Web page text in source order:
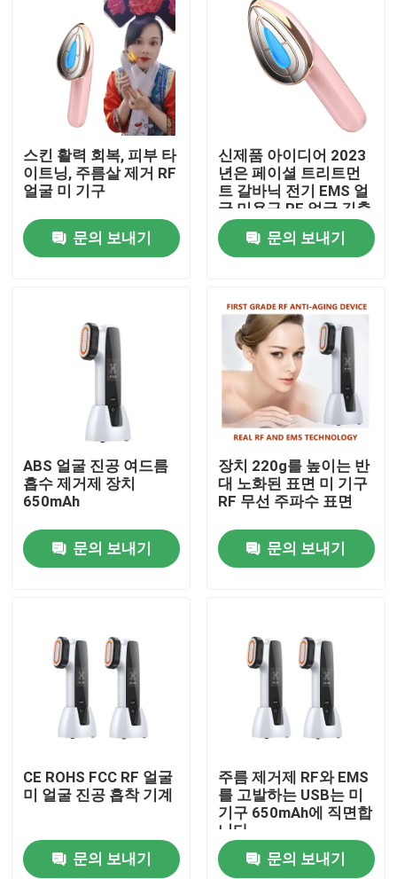
우리에 대하여
공장 여행
연락주세요
뒤쪽 마사지사 패드
스킨 활력 회복, 피부 타
이트닝, 주름살 제거 RF
얼굴 미 기구
문의 보내기
신제품 아이디어 2023
년은 페이셜 트리트먼
트 갈바닉 전기 EMS 얼
굴 미용구 RF 얼굴 긴축
을 방향을 잡습니다
문의 보내기
ABS 얼굴 진공 여드름
흡수 제거제 장치
650mAh
문의 보내기
장치 220g를 높이는 반
대 노화된 표면 미 기구
RF 무선 주파수 표면
문의 보내기
CE ROHS FCC RF 얼굴
미 얼굴 진공 흡착 기계
문의 보내기
주름 제거제 RF와 EMS
를 고발하는 USB는 미
기구 650mAh에 직면합
니다
문의 보내기